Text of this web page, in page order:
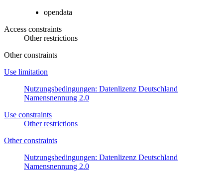
opendata
Access constraints
Other restrictions
Other constraints
Use limitation
Nutzungsbedingungen: Datenlizenz Deutschland
Namensnennung 2.0
Use constraints
Other restrictions
Other constraints
Nutzungsbedingungen: Datenlizenz Deutschland
Namensnennung 2.0